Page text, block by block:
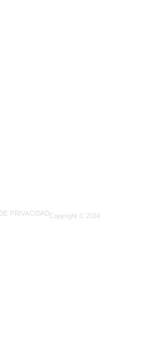
PRIVACIDADCopyright © 2024